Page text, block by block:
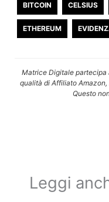
BITCOIN CELSIUS
ETHEREUM
Matrice Digitale partecipa
qualità di Affiliato
Questo
Leggi